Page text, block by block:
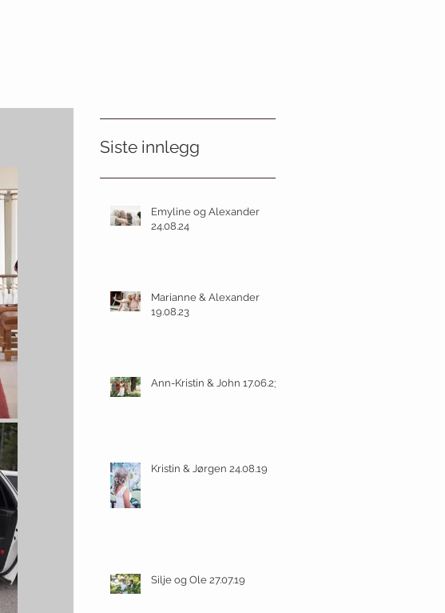
Siste innlegg
Emyline og Alexander
24.08.24
Marianne & Alexander
19.08.23
Ann-Kristin & John 17.06.23
Kristin & Jørgen 24.08.19
Silje og Ole 27.07.19